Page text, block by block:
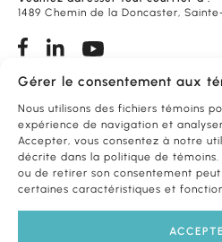
Gérer le consentement aux
Nous utilisons des fichiers témoins
expérience de navigation et
Accepter, vous consentez à notre
décrite dans la politique de
ou de retirer son consentement
certaines caractéristiques et
1489 Chemin de la Doncaster,
Conditions de vente
Foire aux questions
FORMATIONSPAR THÈME
FORMATIONSPAR